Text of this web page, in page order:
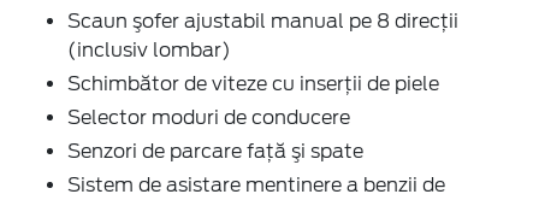
Scaun şofer ajustabil manual pe 8 direcţii
(inclusiv lombar)
Schimbător de viteze cu inserţii de piele
Selector moduri de conducere
Senzori de parcare faţă şi spate
Sistem de asistare mentinere a benzii de